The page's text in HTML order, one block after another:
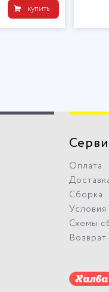
купить
Оплата
Сборка
Условия
Схемы
Возврат